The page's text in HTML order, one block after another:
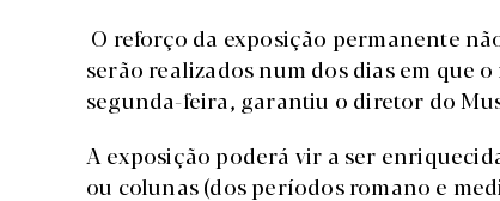
O reforço da exposição permanente
serão realizados num dos dias em que
segunda-feira, garantiu o diretor do
A exposição poderá vir a ser
ou colunas (dos períodos romano e